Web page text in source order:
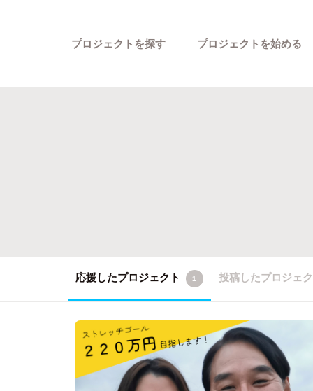
プロジェクトを探す プロジェクトを始める
応援したプロジェクト 1 投稿したプロジェ